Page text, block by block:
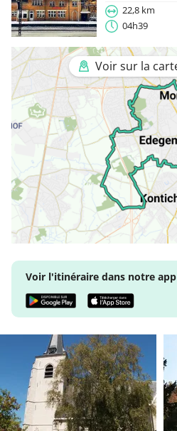
22,8 km
04h39
Voir sur la
Voir l'itinéraire dans notre app